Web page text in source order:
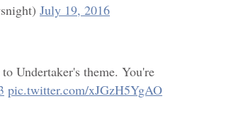
July 19, 2016
Undertaker's theme. You're
pic.twitter.com/xJGzH5YgAO